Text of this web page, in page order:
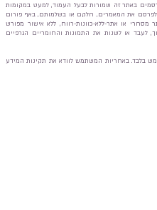
באתר זה שמורות לבעל העמוד, למעט במקומות
את המאמרים, חלקם או בשלמותם, באף פורום
מסחרי או אתר-ללא-כוונות-רווח, ללא אישור מפורש
לעבד או לשנות את התמונות והחומריים הגרפיים
בלבד. באחריות המשתמש לוודא את תקינות המידע